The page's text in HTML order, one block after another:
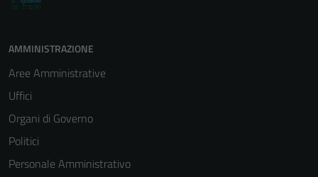
AMMINISTRAZIONE
Aree Amministrative
Uffici
Organi di Governo
Politici
Personale Amministrativo